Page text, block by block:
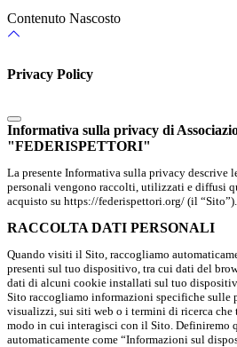
Contenuto Nascosto
Privacy Policy
Informativa sulla privacy di
"FEDERISPETTORI"
La presente Informativa sulla privacy descrive
personali vengono raccolti, utilizzati e diffusi
acquisto su https://federispettori.org/ (il “Sito”).
RACCOLTA DATI PERSONALI
Quando visiti il Sito, raccogliamo
presenti sul tuo dispositivo, tra cui dati del
dati di alcuni cookie installati sul tuo
Sito raccogliamo informazioni specifiche sulle
visualizzi, sui siti web o i termini di ricerca
modo in cui interagisci con il Sito. Definiremo
automaticamente come “Informazioni sul